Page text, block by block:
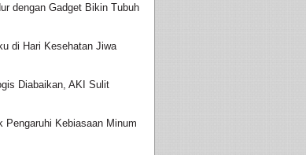
dengan Gadget Bikin Tubuh
di Hari Kesehatan Jiwa
Diabaikan, AKI Sulit
Pengaruhi Kebiasaan Minum